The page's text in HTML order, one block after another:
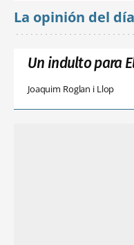
La opinión del día
Un indulto para
Joaquim Roglan i Llop